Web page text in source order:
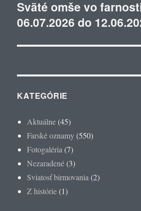
Ďalší
článok:
Sväté omše vo
06.07.2026 do
KATEGÓRIE
Aktuálne(45)
Farské oznamy(550)
Fotogaléria (7)
Nezaradené(3)
Sviatosť birmovania (2)
Z histórie(1)